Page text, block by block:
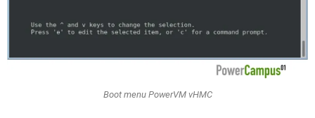
Boot menu PowerVM vHMC